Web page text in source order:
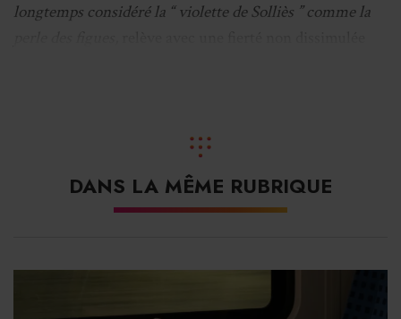
longtemps considéré la “ violette de Solliès ” comme la
vieillissement des arboriculteurs et la concurrence
relancer une dynamique. Les communes voisines du
Pradet et de Lagarde, entre autres, ont accueilli de
d’exploitations ont été reprises.»
DANS LA MÊME RUBRIQUE